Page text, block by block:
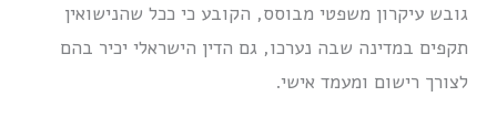
גובש עיקרון משפטי מבוסס, הקובע כי ככל שהנישואין
תקפים במדינה שבה נערכו, גם הדין הישראלי יכיר בהם
לצורך רישום ומעמד אישי.